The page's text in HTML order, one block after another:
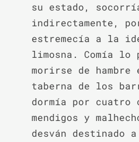
su estado,
indirectamente,
estremecía a la
limosna. Comía lo
morirse de hambre
taberna de los
dormía por cuatro
mendigos y
desván destinado